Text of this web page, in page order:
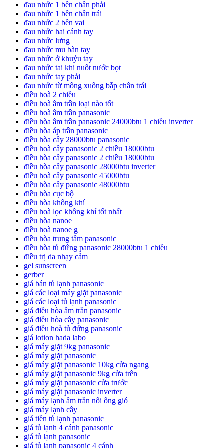
đau nhức 1 bên chân phải
đau nhức 1 bên chân trái
đau nhức 2 bên vai
đau nhức hai cánh tay
đau nhức lưng
đau nhức mu bàn tay
đau nhức ở khuỷu tay
đau nhức tai khi nuốt nước bọt
đau nhức tay phải
đau nhức từ mông xuống bắp chân trái
điều hoà 2 chiều
điều hoà âm trần loại nào tốt
điều hoà âm trần panasonic
điều hòa âm trần panasonic 24000btu 1 chiều inverter
điều hòa áp trần panasonic
điều hòa cây 28000btu panasonic
điều hoà cây panasonic 2 chiều 18000btu
điều hòa cây panasonic 2 chiều 18000btu
điều hòa cây panasonic 28000btu inverter
điều hoà cây panasonic 45000btu
điều hòa cây panasonic 48000btu
điều hòa cục bộ
điều hòa không khí
điều hoà lọc không khí tốt nhất
điều hòa nanoe
điều hoà nanoe g
điều hòa trung tâm panasonic
điều hòa tủ đứng panasonic 28000btu 1 chiều
điều trị da nhạy cảm
gel sunscreen
gerber
giá bán tủ lạnh panasonic
giá các loại máy giặt panasonic
giá các loại tủ lạnh panasonic
giá điều hòa âm trần panasonic
giá điều hòa cây panasonic
giá điều hoà tủ đứng panasonic
giá lotion hada labo
giá máy giặt 9kg panasonic
giá máy giặt panasonic
giá máy giặt panasonic 10kg cửa ngang
giá máy giặt panasonic 9kg cửa trên
giá máy giặt panasonic cửa trước
giá máy giặt panasonic inverter
giá máy lạnh âm trần nối ống gió
giá máy lạnh cây
giá tiền tủ lạnh panasonic
giá tủ lạnh 4 cánh panasonic
giá tủ lạnh panasonic
giá tủ lạnh panasonic 4 cánh